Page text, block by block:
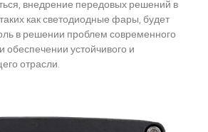
внедрение передовых решений в
как светодиодные фары, будет
в решении проблем современного
обеспечении устойчивого и
отрасли.